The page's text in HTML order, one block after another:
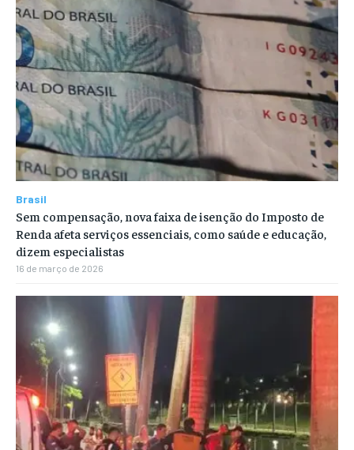
Brasil
Sem compensação, nova faixa de isenção do Imposto de
Renda afeta serviços essenciais, como saúde e educação,
dizem especialistas
16 de março de 2026